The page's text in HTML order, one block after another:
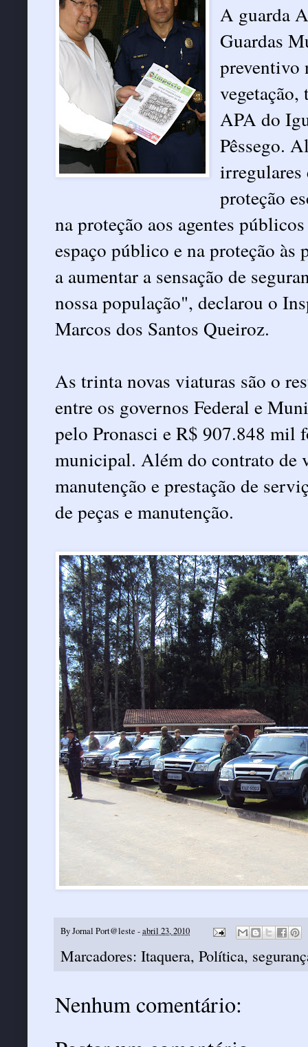
A guarda
Guardas
preventivo
APA do
Pêssego.
irregulares
proteção
na proteção aos agentes
espaço público e na proteção às
a aumentar a sensação de
nossa população", declarou o
Marcos dos Santos Queiroz.
As trinta novas viaturas são o
entre os governos Federal e
pelo Pronasci e R$ 907.848 mil
municipal. Além do contrato de
manutenção e prestação de
de peças e manutenção.
ByJornal Port@leste -abril 23, 2010
Marcadores: Itaquera, Política,
Nenhum comentário: